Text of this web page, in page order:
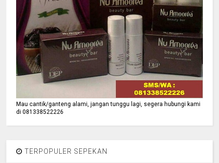
Mau cantik/ganteng alami, jangan tunggu lagi, segera hubungi kami
di 081338522226
TERPOPULER SEPEKAN